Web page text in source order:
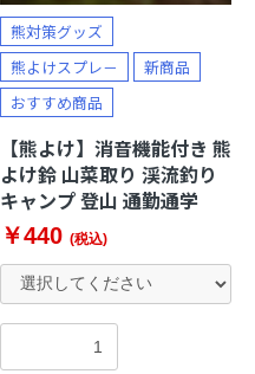
熊対策グッズ
熊よけスプレ－
新商品
おすすめ商品
【熊よけ】消音機能付き 熊
よけ鈴 山菜取り 渓流釣り
キャンプ 登山 通勤通学
￥440 (税込)